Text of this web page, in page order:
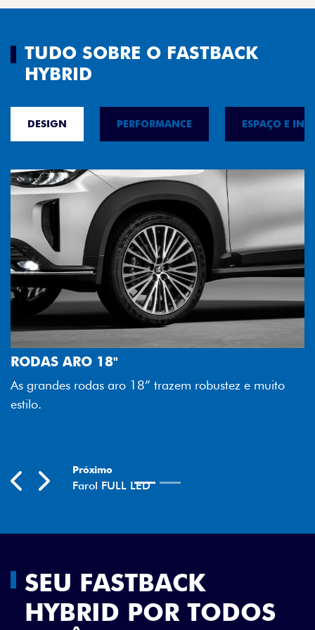
TUDO SOBRE O FASTBACK
HYBRID
DESIGN PERFORMANCE ESPAÇO E
18” trazem robustez e muito
FAROL FULL LED
Tecnologia dos faróis
economia para você.
SEU FASTBACK
HYBRID POR TODOS